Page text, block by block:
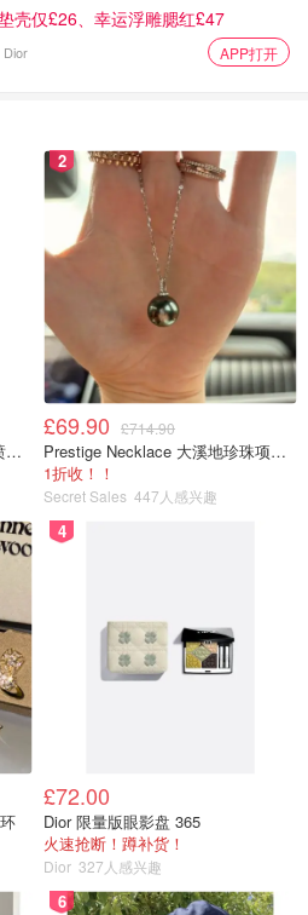
，改进后的按钮开关也是完全解
壳仅£26、幸运浮雕腮红£47
Dior APP打开
Tom Ford Ombre Leather 全身喷雾 150ml
2
£69.90 £714.90
Prestige Necklace 大溪地珍珠项链 10-11mm
1折收！！
Secret Sales 447人感兴趣
4
£72.00
Dior 限量版眼影盘 365
火速抢断！蹲补货！
Dior 327人感兴趣
6